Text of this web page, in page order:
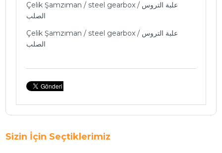
Çelik Şamzıman / steel gearbox / علبة التروس
الصلب
Çelik Şamzıman / steel gearbox / علبة التروس
الصلب
Sizin İçin Seçtiklerimiz